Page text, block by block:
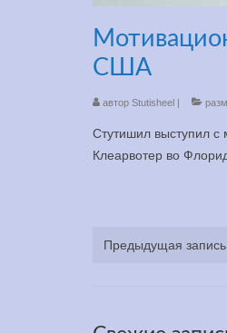
США
автор Stutisheel |
Стутишил выступил с
Клеарвотер во
Предыдущая запись